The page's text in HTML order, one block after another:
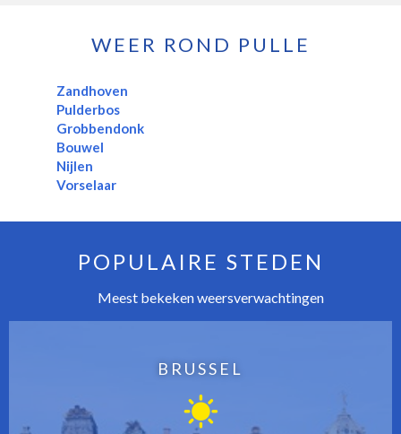
WEER ROND PULLE
Zandhoven
Pulderbos
Grobbendonk
Bouwel
Nijlen
Vorselaar
POPULAIRE STEDEN
Meest bekeken weersverwachtingen
BRUSSEL